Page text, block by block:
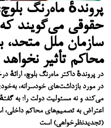
پروندهٔ ماه‌رنگ
حقوقی می‌گویند
سازمان ملل متحد،
محاکم تأثیر
در پروندهٔ داکتر ماه‌رنگ بلوچ،
در مورد بازداشت‌های خودسرانه،
می‌کند و نه مسئولیت دولت را؛ به گفتهٔ
اعتراض به تصمیم‌های محاکم داخلی،
(تجدیدنظرخواهی) است